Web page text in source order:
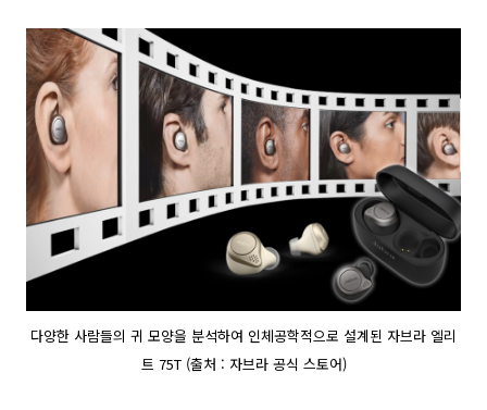
다양한 사람들의 귀 모양을 분석하여 인체공학적으로 설계된 자브라 엘리
트 75T (출처 : 자브라 공식 스토어)